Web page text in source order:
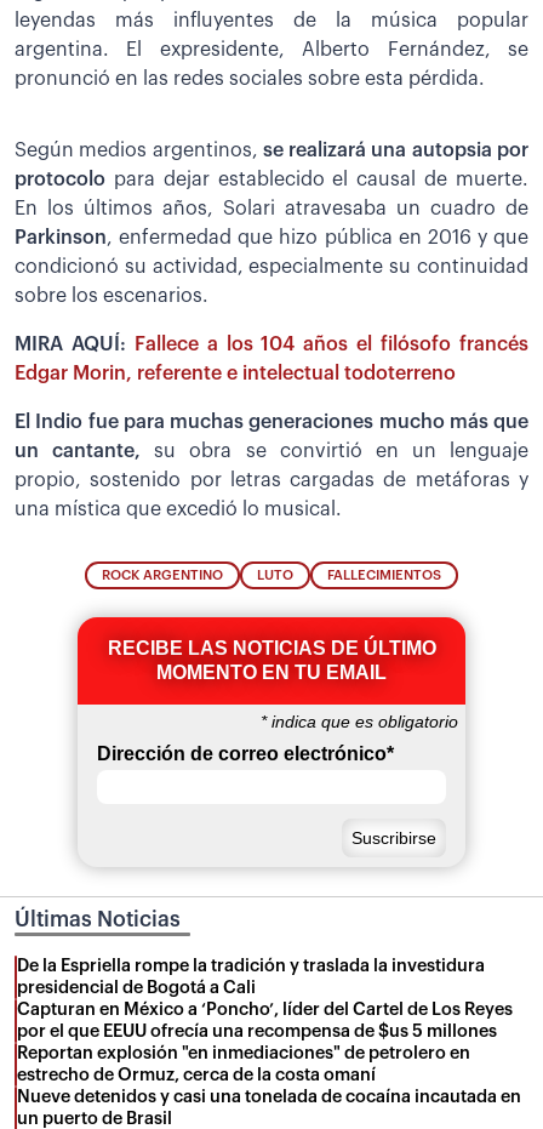
leyendas más influyentes de la música popular
argentina. El expresidente, Alberto Fernández, se
pronunció en las redes sociales sobre esta pérdida.
Según medios argentinos, se realizará una autopsia por
protocolo para dejar establecido el causal de muerte.
En los últimos años, Solari atravesaba un cuadro de
Parkinson, enfermedad que hizo pública en 2016 y que
condicionó su actividad, especialmente su continuidad
sobre los escenarios.
MIRA AQUÍ:
Fallece a los 104 años el filósofo francés
Edgar Morin, referente e intelectual todoterreno
El Indio fue para muchas generaciones mucho más que
un cantante, su obra se convirtió en un lenguaje
propio, sostenido por letras cargadas de metáforas y
una mística que excedió lo musical.
ROCK ARGENTINO LUTO FALLECIMIENTOS
RECIBE LAS NOTICIAS DE ÚLTIMO
MOMENTO EN TU EMAIL
*indica que es obligatorio
Dirección de correo electrónico*
Últimas Noticias
De la Espriella rompe la tradición y traslada la investidura
presidencial de Bogotá a Cali
Capturan en México a ‘Poncho’, líder del Cartel de Los Reyes
por el que EEUU ofrecía una recompensa de $us 5 millones
Reportan explosión "en inmediaciones" de petrolero en
estrecho de Ormuz, cerca de la costa omaní
Nueve detenidos y casi una tonelada de cocaína incautada en
un puerto de Brasil